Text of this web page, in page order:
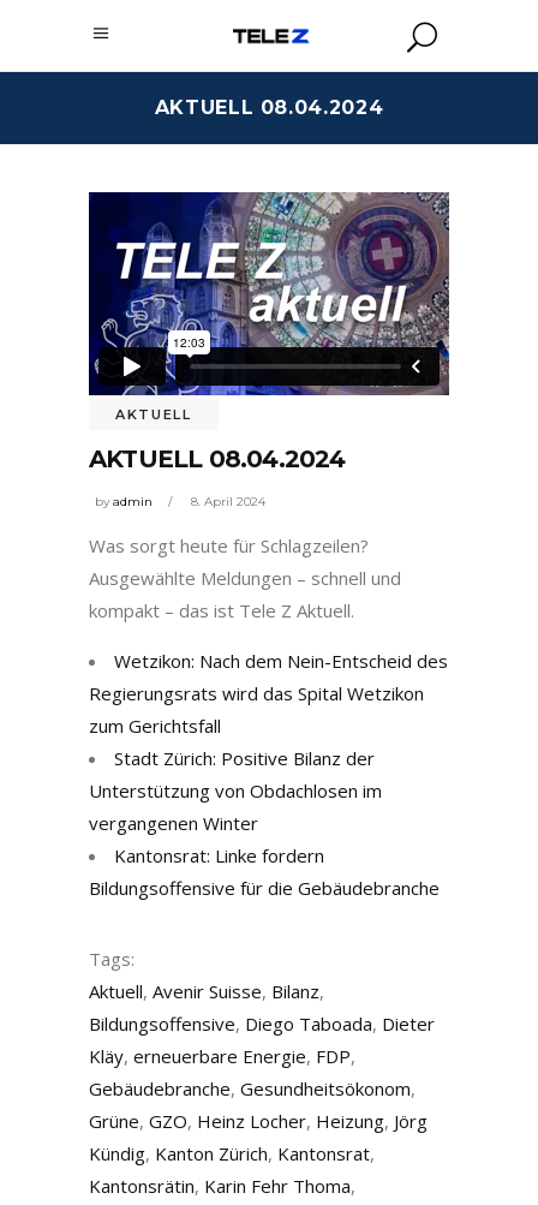
AKTUELL 08.04.2024
AKTUELL
AKTUELL 08.04.2024
byadmin 8. April 2024
Was sorgt heute für Schlagzeilen?
Ausgewählte Meldungen – schnell und
kompakt – das ist Tele Z Aktuell.
Wetzikon: Nach dem Nein-Entscheid des
Regierungsrats wird das Spital Wetzikon
zum Gerichtsfall
Stadt Zürich: Positive Bilanz der
Unterstützung von Obdachlosen im
vergangenen Winter
Kantonsrat: Linke fordern
Bildungsoffensive für die Gebäudebranche
Tags:
Aktuell, Avenir Suisse, Bilanz,
Bildungsoffensive, Diego Taboada, Dieter
Kläy, erneuerbare Energie, FDP,
Gebäudebranche, Gesundheitsökonom,
Grüne, GZO, Heinz Locher, Heizung, Jörg
Kündig, Kanton Zürich, Kantonsrat,
Kantonsrätin, Karin Fehr Thoma,